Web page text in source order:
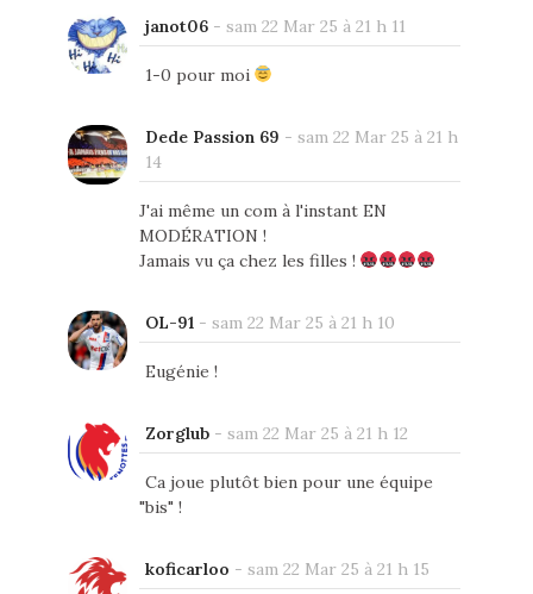
janot06- sam 22 Mar 25 à 21 h 11
1-0 pour moi
Dede Passion 69 - sam 22 Mar 25 à 21 h
14
J'ai même un com à l'instant EN
MODÉRATION !
Jamais vu ça chez les filles !
OL-91- sam 22 Mar 25 à 21 h 10
Eugénie !
Zorglub- sam 22 Mar 25 à 21 h 12
Ca joue plutôt bien pour une équipe
"bis" !
koficarloo - sam 22 Mar 25 à 21 h 15